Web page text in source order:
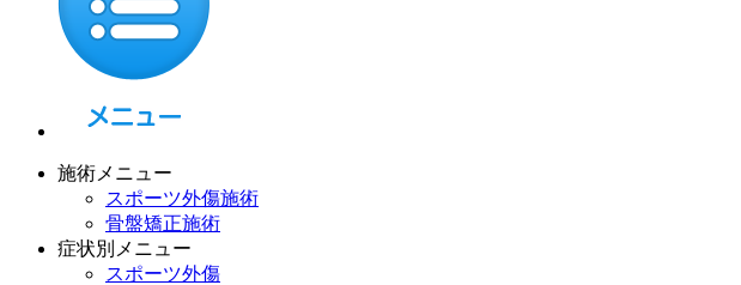
施術メニュー
スポーツ外傷施術
骨盤矯正施術
症状別メニュー
スポーツ外傷